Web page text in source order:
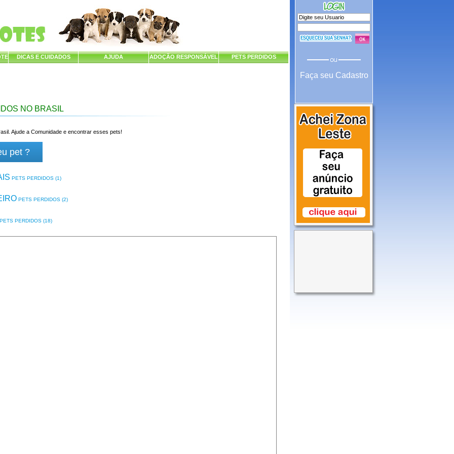
DICAS E CUIDADOS AJUDA ADOÇÃO RESPONSÁVEL PETS PERDIDOS
NO BRASIL
Ajude a Comunidade e encontrar esses pets!
pet ?
PETS PERDIDOS (1)
PETS PERDIDOS (2)
PETS PERDIDOS (18)
Faça seu Cadastro